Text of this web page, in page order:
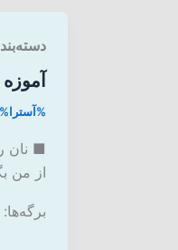
%آسترا%
■ نان
از من
برگه‌ها: